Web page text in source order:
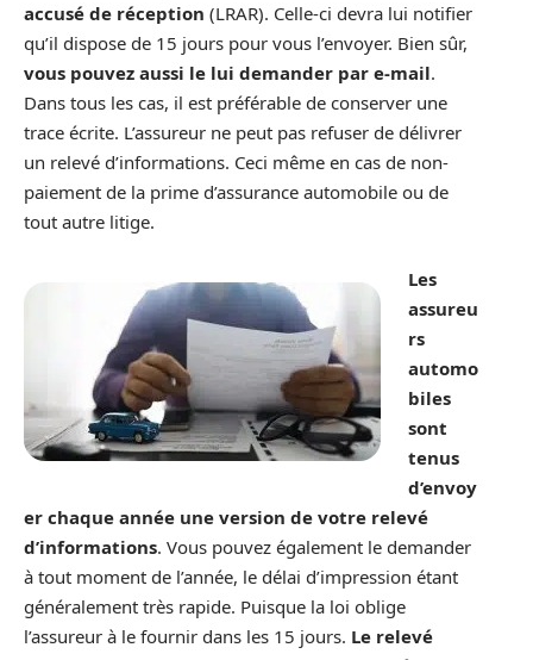
accusé de réception (LRAR). Celle-ci devra lui notifier
qu’il dispose de 15 jours pour vous l’envoyer. Bien sûr,
vous pouvez aussi le lui demander par e-mail.
Dans tous les cas, il est préférable de conserver une
trace écrite. L’assureur ne peut pas refuser de délivrer
un relevé d’informations. Ceci même en cas de non-
paiement de la prime d’assurance automobile ou de
tout autre litige.
Les
assureu
rs
automo
biles
sont
tenus
d’envoy
er chaque année une version de votre relevé
d’informations. Vous pouvez également le demander
à tout moment de l’année, le délai d’impression étant
généralement très rapide. Puisque la loi oblige
l’assureur à le fournir dans les 15 jours. Le relevé